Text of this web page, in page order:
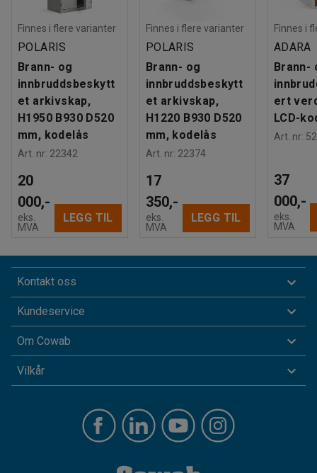
Finnes i flere varianter
POLARIS
Brann- og
innbruddsbeskytt
et arkivskap,
H1950 B930 D520
mm, kodelås
Art. nr: 22342
20
000,-
eks.
MVA
LEGG TIL
Finnes i flere varianter
POLARIS
Brann- og
innbruddsbeskytt
et arkivskap,
H1220 B930 D520
mm, kodelås
Art. nr: 22374
17
350,-
eks.
MVA
LEGG TIL
Finnes i
ADARA
Brann-
ert
LCD-
Art. nr:
37
000,-
eks.
MVA
Kontakt oss
Kundeservice
Om Cowab
Vilkår